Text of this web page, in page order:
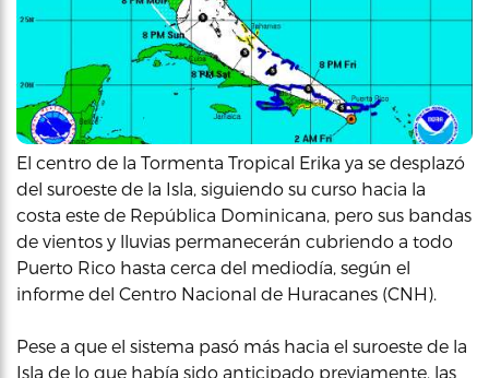
El centro de la Tormenta Tropical Erika ya se desplazó
del suroeste de la Isla, siguiendo su curso hacia la
costa este de República Dominicana, pero sus bandas
de vientos y lluvias permanecerán cubriendo a todo
Puerto Rico hasta cerca del mediodía, según el
informe del Centro Nacional de Huracanes (CNH).
Pese a que el sistema pasó más hacia el suroeste de la
Isla de lo que había sido anticipado previamente, las